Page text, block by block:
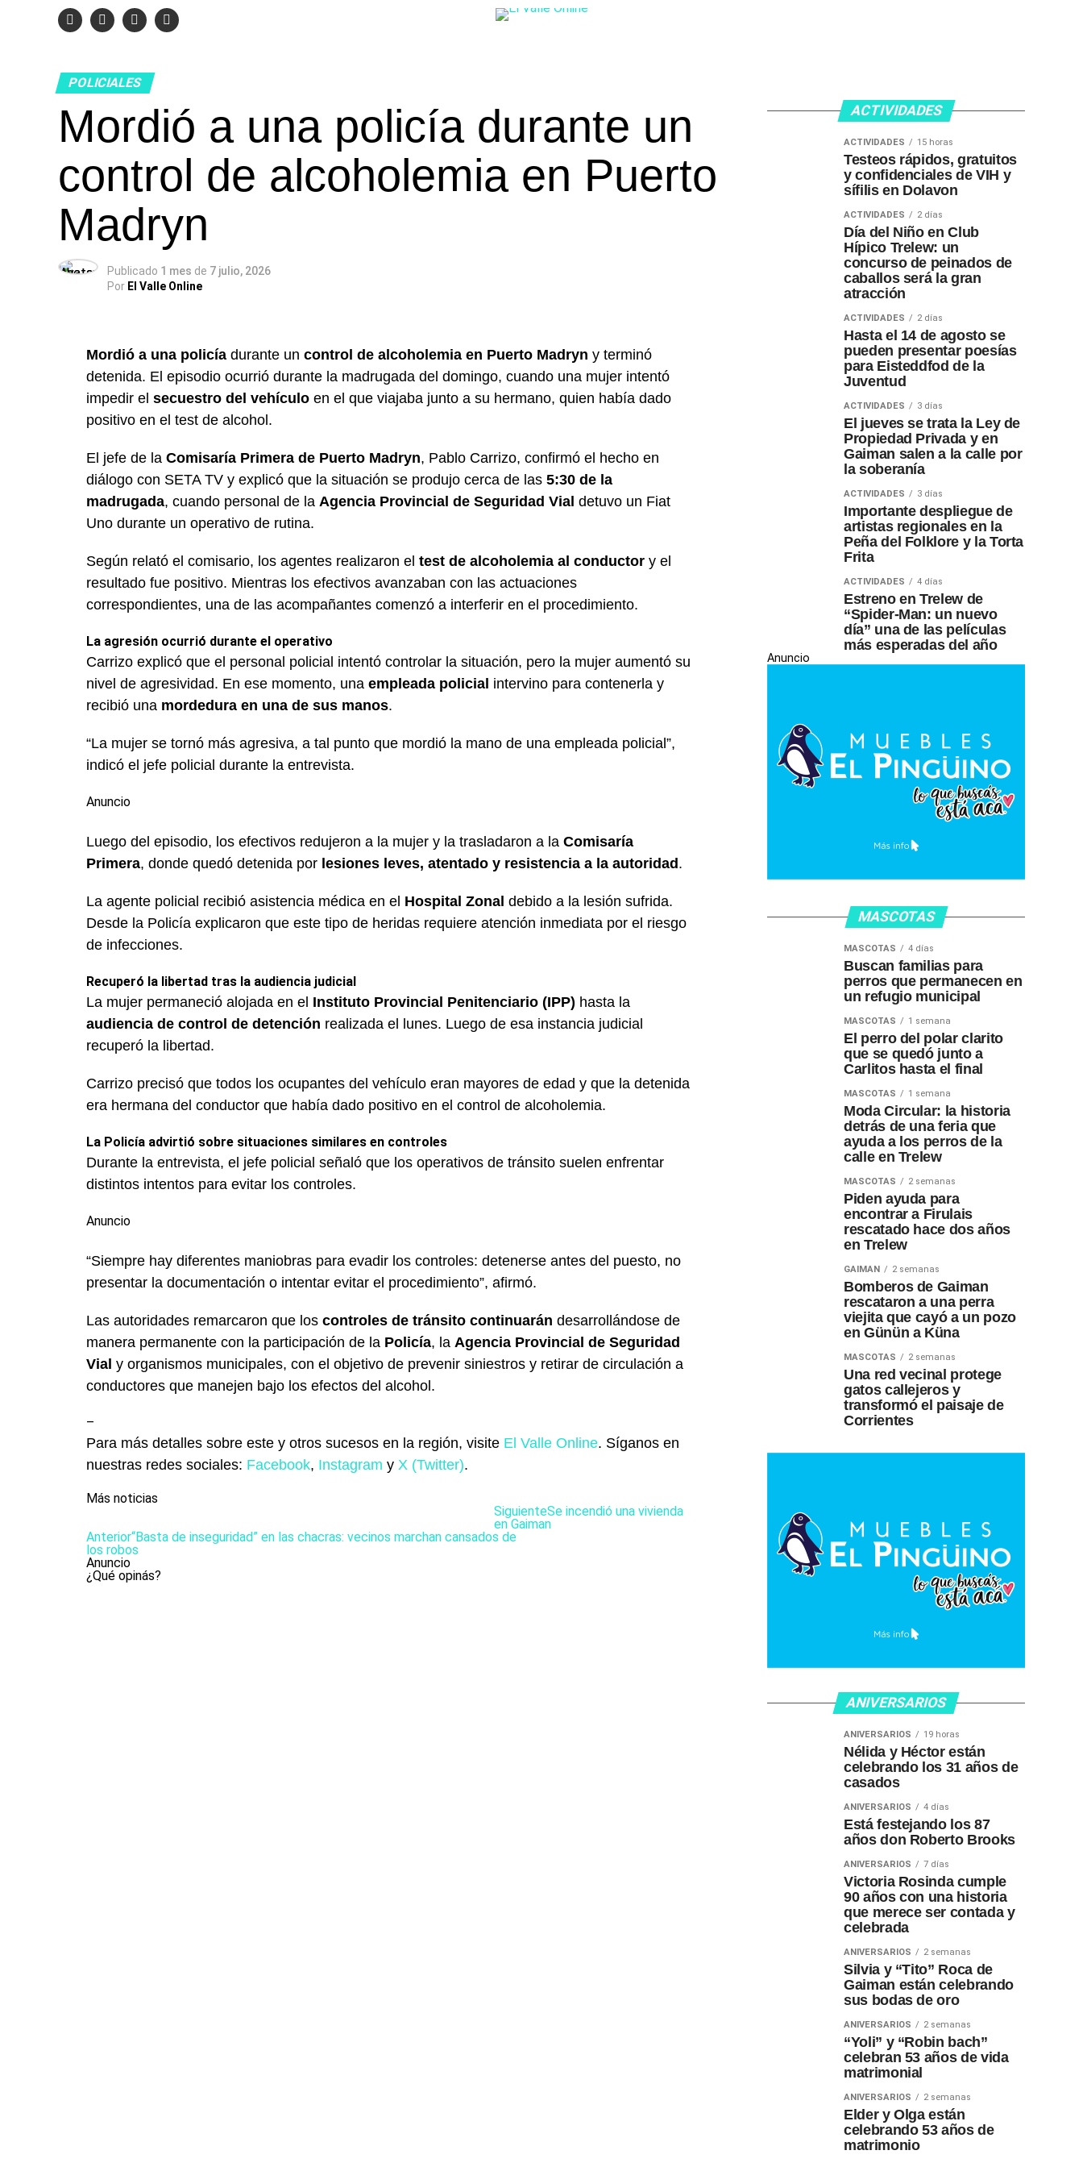
POLICIALES
Mordió a una policía durante un
control de alcoholemia en Puerto
Madryn
Publicado 1 mes de 7 julio, 2026
Por El Valle Online
Mordió a una policía durante un control de alcoholemia en Puerto Madryn y terminó
detenida. El episodio ocurrió durante la madrugada del domingo, cuando una mujer intentó
impedir el secuestro del vehículo en el que viajaba junto a su hermano, quien había dado
positivo en el test de alcohol.
El jefe de la Comisaría Primera de Puerto Madryn, Pablo Carrizo, confirmó el hecho en
diálogo con SETA TV y explicó que la situación se produjo cerca de las 5:30 de la
madrugada, cuando personal de la Agencia Provincial de Seguridad Vial detuvo un Fiat
Uno durante un operativo de rutina.
Según relató el comisario, los agentes realizaron el test de alcoholemia al conductor y el
resultado fue positivo. Mientras los efectivos avanzaban con las actuaciones
correspondientes, una de las acompañantes comenzó a interferir en el procedimiento.
La agresión ocurrió durante el operativo
Carrizo explicó que el personal policial intentó controlar la situación, pero la mujer aumentó su
nivel de agresividad. En ese momento, una empleada policial intervino para contenerla y
recibió una mordedura en una de sus manos.
“La mujer se tornó más agresiva, a tal punto que mordió la mano de una empleada policial”,
indicó el jefe policial durante la entrevista.
Anuncio
Luego del episodio, los efectivos redujeron a la mujer y la trasladaron a la Comisaría
Primera, donde quedó detenida por lesiones leves, atentado y resistencia a la autoridad .
La agente policial recibió asistencia médica en el Hospital Zonal debido a la lesión sufrida.
Desde la Policía explicaron que este tipo de heridas requiere atención inmediata por el riesgo
de infecciones.
Recuperó la libertad tras la audiencia judicial
La mujer permaneció alojada en el Instituto Provincial Penitenciario (IPP) hasta la
audiencia de control de detención realizada el lunes. Luego de esa instancia judicial
recuperó la libertad.
Carrizo precisó que todos los ocupantes del vehículo eran mayores de edad y que la detenida
era hermana del conductor que había dado positivo en el control de alcoholemia.
La Policía advirtió sobre situaciones similares en controles
Durante la entrevista, el jefe policial señaló que los operativos de tránsito suelen enfrentar
distintos intentos para evitar los controles.
Anuncio
“Siempre hay diferentes maniobras para evadir los controles: detenerse antes del puesto, no
presentar la documentación o intentar evitar el procedimiento”, afirmó.
Las autoridades remarcaron que los controles de tránsito continuarán desarrollándose de
manera permanente con la participación de la Policía, la Agencia Provincial de Seguridad
Vial y organismos municipales, con el objetivo de prevenir siniestros y retirar de circulación a
conductores que manejen bajo los efectos del alcohol.
–
Para más detalles sobre este y otros sucesos en la región, visite El Valle Online. Síganos en
nuestras redes sociales: Facebook, Instagram y X (Twitter).
Más noticias
SiguienteSe incendió una vivienda
en Gaiman
Anterior“Basta de inseguridad” en las chacras: vecinos marchan cansados de
los robos
Anuncio
¿Qué opinás?
ACTIVIDADES
ACTIVIDADES 15 horas
Testeos rápidos, gratuitos
y confidenciales de VIH y
sífilis en Dolavon
ACTIVIDADES 2 días
Día del Niño en Club
Hípico Trelew: un
concurso de peinados de
caballos será la gran
atracción
ACTIVIDADES 2 días
Hasta el 14 de agosto se
pueden presentar poesías
para Eisteddfod de la
Juventud
ACTIVIDADES 3 días
El jueves se trata la Ley de
Propiedad Privada y en
Gaiman salen a la calle por
la soberanía
ACTIVIDADES 3 días
Importante despliegue de
artistas regionales en la
Peña del Folklore y la Torta
Frita
ACTIVIDADES 4 días
Estreno en Trelew de
“Spider-Man: un nuevo
día” una de las películas
más esperadas del año
Anuncio
MASCOTAS
MASCOTAS 4 días
Buscan familias para
perros que permanecen en
un refugio municipal
MASCOTAS 1 semana
El perro del polar clarito
que se quedó junto a
Carlitos hasta el final
MASCOTAS 1 semana
Moda Circular: la historia
detrás de una feria que
ayuda a los perros de la
calle en Trelew
MASCOTAS 2 semanas
Piden ayuda para
encontrar a Firulais
rescatado hace dos años
en Trelew
GAIMAN 2 semanas
Bomberos de Gaiman
rescataron a una perra
viejita que cayó a un pozo
en Günün a Küna
MASCOTAS 2 semanas
Una red vecinal protege
gatos callejeros y
transformó el paisaje de
Corrientes
ANIVERSARIOS
ANIVERSARIOS 19 horas
Nélida y Héctor están
celebrando los 31 años de
casados
ANIVERSARIOS 4 días
Está festejando los 87
años don Roberto Brooks
ANIVERSARIOS 7 días
Victoria Rosinda cumple
90 años con una historia
que merece ser contada y
celebrada
ANIVERSARIOS 2 semanas
Silvia y “Tito” Roca de
Gaiman están celebrando
sus bodas de oro
ANIVERSARIOS 2 semanas
“Yoli” y “Robin bach”
celebran 53 años de vida
matrimonial
ANIVERSARIOS 2 semanas
Elder y Olga están
celebrando 53 años de
matrimonio